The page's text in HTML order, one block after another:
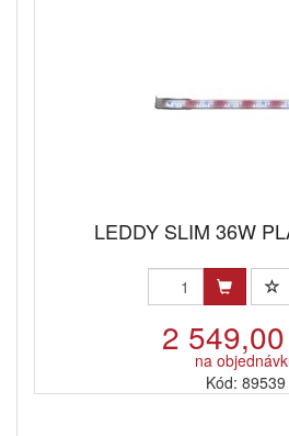
LEDDY SLIM 36W
2
na
Kód: 89539